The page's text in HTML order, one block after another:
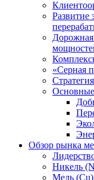
Развитие
«Серная
Обзор рынка
Никель
Медь (Cu)